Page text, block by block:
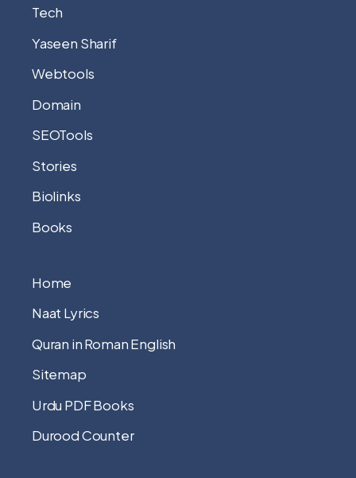
Tech
Yaseen Sharif
Webtools
Domain
SEOTools
Stories
Biolinks
Books
Home
Naat Lyrics
Quran in Roman English
Sitemap
Urdu PDF Books
Durood Counter